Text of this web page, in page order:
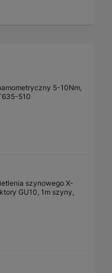
5-10Nm,
510
szynowego X-
GU10, 1m szyny,